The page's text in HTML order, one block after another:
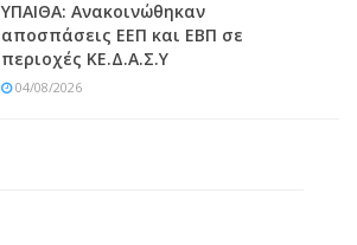
ΥΠΑΙΘΑ: Ανακοινώθηκαν
αποσπάσεις ΕΕΠ και ΕΒΠ σε
περιοχές ΚΕ.Δ.Α.Σ.Υ
04/08/2026